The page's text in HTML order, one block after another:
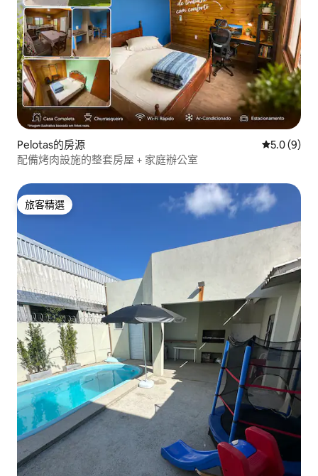
Pelotas的房源 從 9 則評
5.0 (9)
配備烤肉設施的整套房屋 + 家庭辦公室
旅客精選
旅客精選